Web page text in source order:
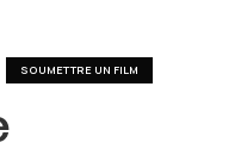
SOUMETTRE UN FILM